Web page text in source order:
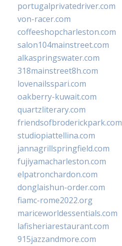
portugalprivatedriver.com
von-racer.com
coffeeshopcharleston.com
salon104mainstreet.com
alkaspringswater.com
318mainstreet8h.com
lovenailsspari.com
oakberry-kuwait.com
quartzliterary.com
friendsofbroderickpark.com
studiopiattellina.com
jannagrillspringfield.com
fujiyamacharleston.com
elpatronchardon.com
donglaishun-order.com
fiamc-rome2022.org
mariceworldessentials.com
lafisheriarestaurant.com
915jazzandmore.com